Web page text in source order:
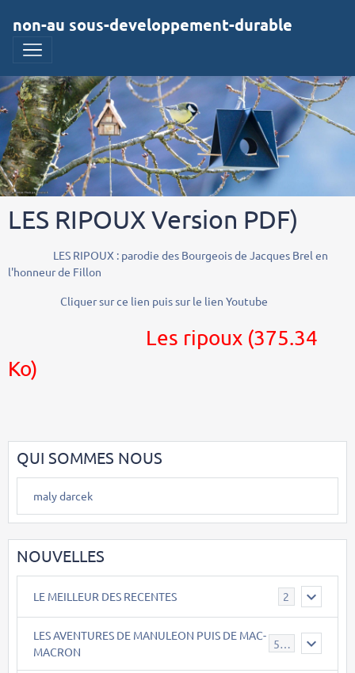
non-au sous-developpement-durable
LES RIPOUX Version PDF)
LES RIPOUX : parodie des Bourgeois de Jacques Brel en
l'honneur de Fillon
Cliquer sur ce lien puis sur le lien Youtube
Les ripoux (375.34
Ko)
QUI SOMMES NOUS
maly darcek
NOUVELLES
LE MEILLEUR DES RECENTES 2
LES AVENTURES DE MANULEON PUIS DE MAC-
MACRON
543